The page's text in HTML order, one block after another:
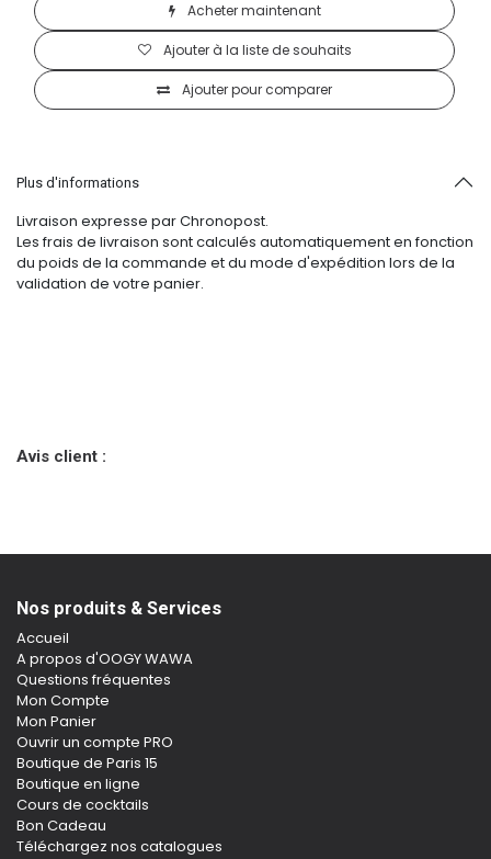
Acheter maintenant
Ajouter pour comparer
Ajouter à la liste de souhaits
Plus d'informations
Livraison expresse par Chronopost.
Les frais de livraison sont calculés automatiquement en fonction
du poids de la commande et du mode d'expédition lors de la
validation de votre panier.
Avis client :
Nos produits & Services
Accueil
A propos d'OOGY WAWA
Questions fréquentes
Mon Compte
Mon Panier
Ouvrir un compte PRO
Boutique de Paris 15
Boutique en ligne
Cours de cocktails
Bon Cadeau
Téléchargez nos catalogues